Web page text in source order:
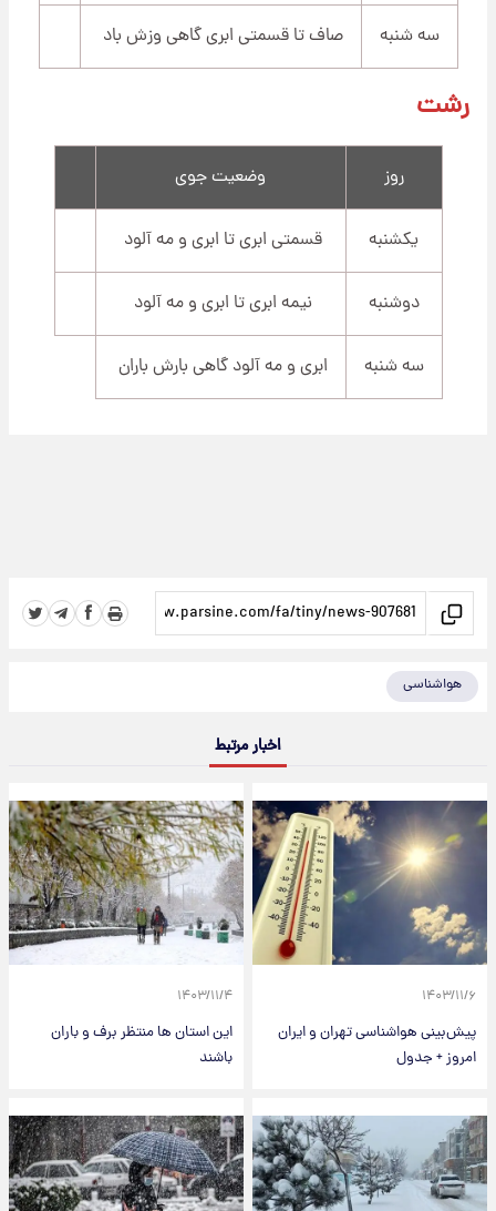
سه شنبه صاف تا قسمتی ابری گاهی وزش باد
رشت
روز وضعیت جوی
یکشنبه قسمتی ابری تا ابری و مه آلود
دوشنبه نیمه ابری تا ابری و مه آلود
سه شنبه ابری و مه آلود گاهی بارش باران
هواشناسی
اخبار مرتبط
۱۴۰۳/۱۱/۶
پیش‌بینی هواشناسی تهران و ایران
امروز + جدول
۱۴۰۳/۱۱/۴
این استان ها منتظر برف و باران
باشند